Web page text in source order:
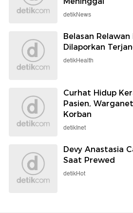
detikNews
Belasan Relawan
Dilaporkan
detikHealth
Curhat Hidup
Pasien,
Korban
detikInet
Devy Anastasia
Saat Prewed
detikHot